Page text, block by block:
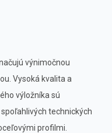
výnimočnou
Vysoká kvalita a
výložníka sú
technických
profilmi.